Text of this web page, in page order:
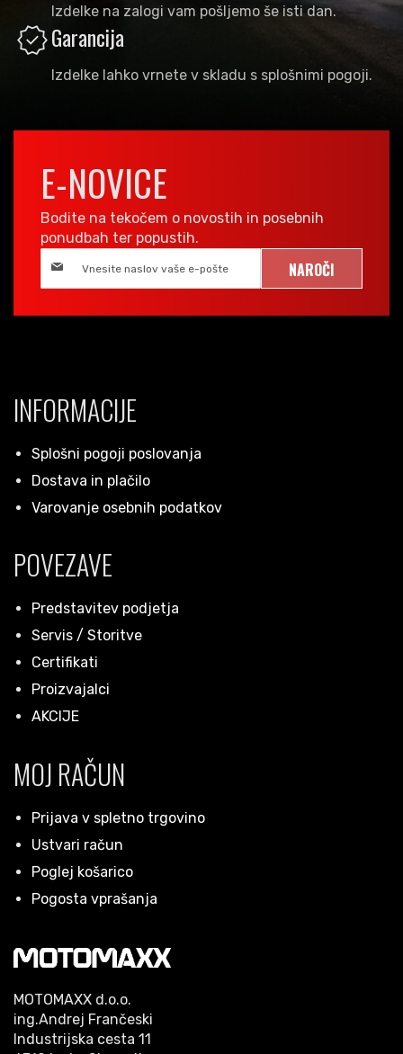
Izdelke na zalogi vam pošljemo še isti dan.
verifiedGarancija
Izdelke lahko vrnete v skladu s splošnimi pogoji.
E-NOVICE
Bodite na tekočem o novostih in posebnih
ponudbah ter popustih.
NAROČI
INFORMACIJE
Splošni pogoji poslovanja
Dostava in plačilo
Varovanje osebnih podatkov
POVEZAVE
Predstavitev podjetja
Servis / Storitve
Certifikati
Proizvajalci
AKCIJE
MOJ RAČUN
Prijava v spletno trgovino
Ustvari račun
Poglej košarico
Pogosta vprašanja
MOTOMAXX d.o.o.
ing.Andrej Frančeski
Industrijska cesta 11